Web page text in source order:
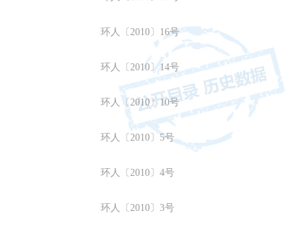
环人〔2010〕16号
环人〔2010〕14号
环人〔2010〕10号
环人〔2010〕5号
环人〔2010〕4号
环人〔2010〕3号